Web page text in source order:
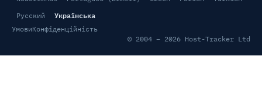
Русский
Українська
УмовиКонфіденційність
© 2004 – 2026 Host-Tracker Ltd